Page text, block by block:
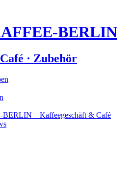
BERLIN
· Zubehör
– Kaffeegeschäft & Café